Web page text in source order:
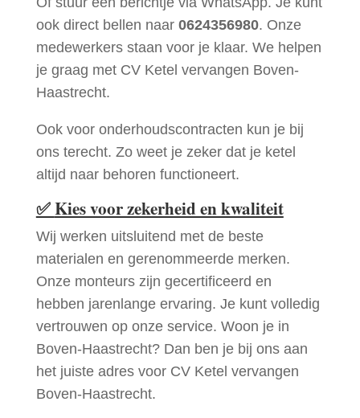
ook direct bellen naar 0624356980. Onze
medewerkers staan voor je klaar. We helpen
je graag met CV Ketel vervangen Boven-
Haastrecht.
Ook voor onderhoudscontracten kun je bij
ons terecht. Zo weet je zeker dat je ketel
altijd naar behoren functioneert.
✅Kies voor zekerheid en kwaliteit
Wij werken uitsluitend met de beste
materialen en gerenommeerde merken.
Onze monteurs zijn gecertificeerd en
hebben jarenlange ervaring. Je kunt volledig
vertrouwen op onze service. Woon je in
Boven-Haastrecht? Dan ben je bij ons aan
het juiste adres voor CV Ketel vervangen
Boven-Haastrecht.